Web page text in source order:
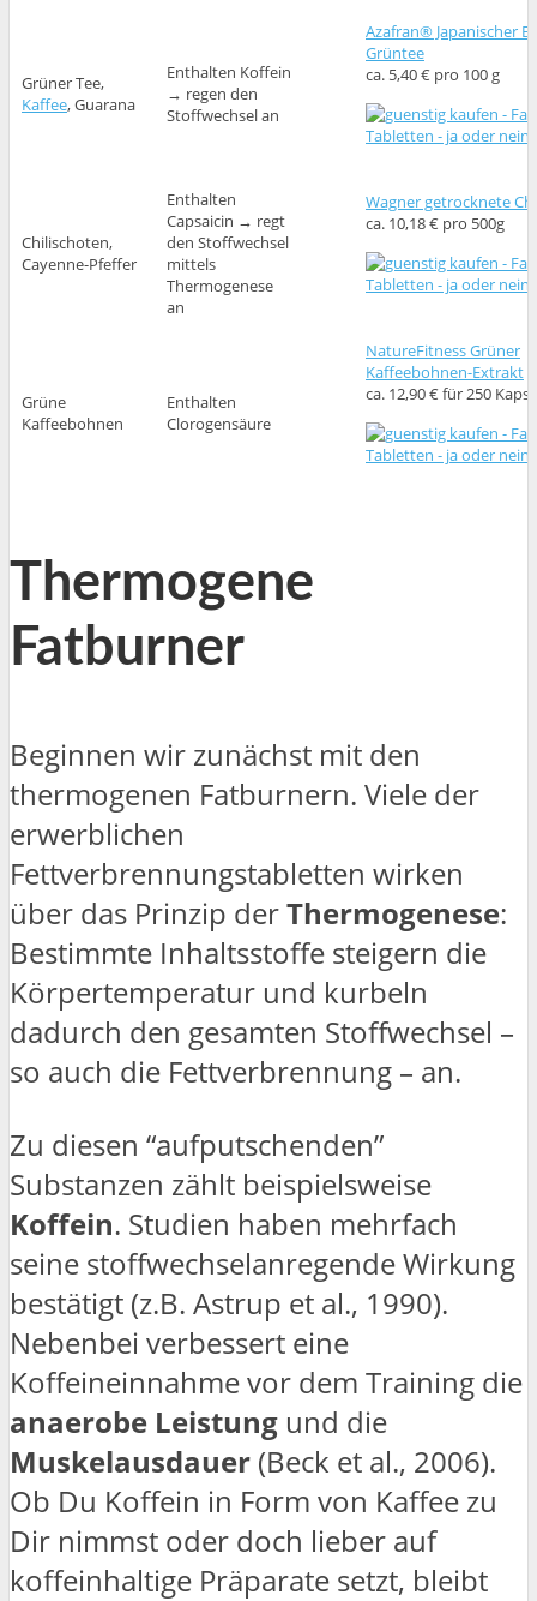
Grüner Tee,
Kaffee, Guarana
Enthalten Koffein
→ regen den
Stoffwechsel an
Azafran® Japanischer
Grüntee
ca. 5,40 € pro 100 g
Chilischoten,
Cayenne-Pfeffer
Enthalten
Capsaicin → regt
den Stoffwechsel
mittels
Thermogenese
an
Wagner getrocknete
ca. 10,18 € pro 500g
Grüne
Kaffeebohnen
Enthalten
Clorogensäure
NatureFitness Grüner
Kaffeebohnen-Extrakt
ca. 12,90 € für 250
Thermogene
Fatburner
Beginnen wir zunächst mit den
thermogenen Fatburnern. Viele der
erwerblichen
Fettverbrennungstabletten wirken
über das Prinzip derThermogenese:
Bestimmte Inhaltsstoffe steigern die
Körpertemperatur und kurbeln
dadurch den gesamten Stoffwechsel –
so auch die Fettverbrennung – an.
Zu diesen “aufputschenden”
Substanzen zählt beispielsweise
Koffein. Studien haben mehrfach
seine stoffwechselanregende Wirkung
bestätigt (z.B. Astrup et al., 1990).
Nebenbei verbessert eine
Koffeineinnahme vor dem Training die
anaerobe Leistung und die
Muskelausdauer (Beck et al., 2006).
Ob Du Koffein in Form von Kaffee zu
Dir nimmst oder doch lieber auf
koffeinhaltige Präparate setzt, bleibt